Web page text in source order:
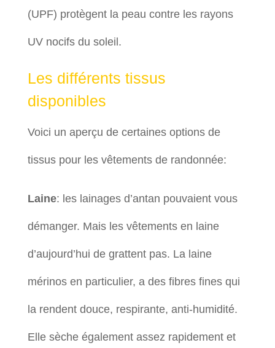
(UPF) protègent la peau contre les rayons
UV nocifs du soleil.
Les différents tissus
disponibles
Voici un aperçu de certaines options de
tissus pour les vêtements de randonnée:
Laine: les lainages d’antan pouvaient vous
démanger. Mais les vêtements en laine
d’aujourd’hui de grattent pas. La laine
mérinos en particulier, a des fibres fines qui
la rendent douce, respirante, anti-humidité.
Elle sèche également assez rapidement et